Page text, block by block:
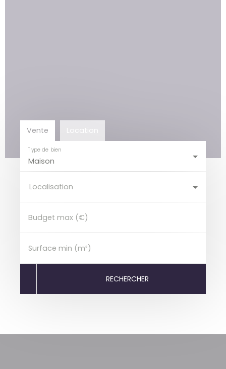
Vente Location
Maison
Type de bien
Localisation
Budget max (€)
Surface min (m²)
RECHERCHER